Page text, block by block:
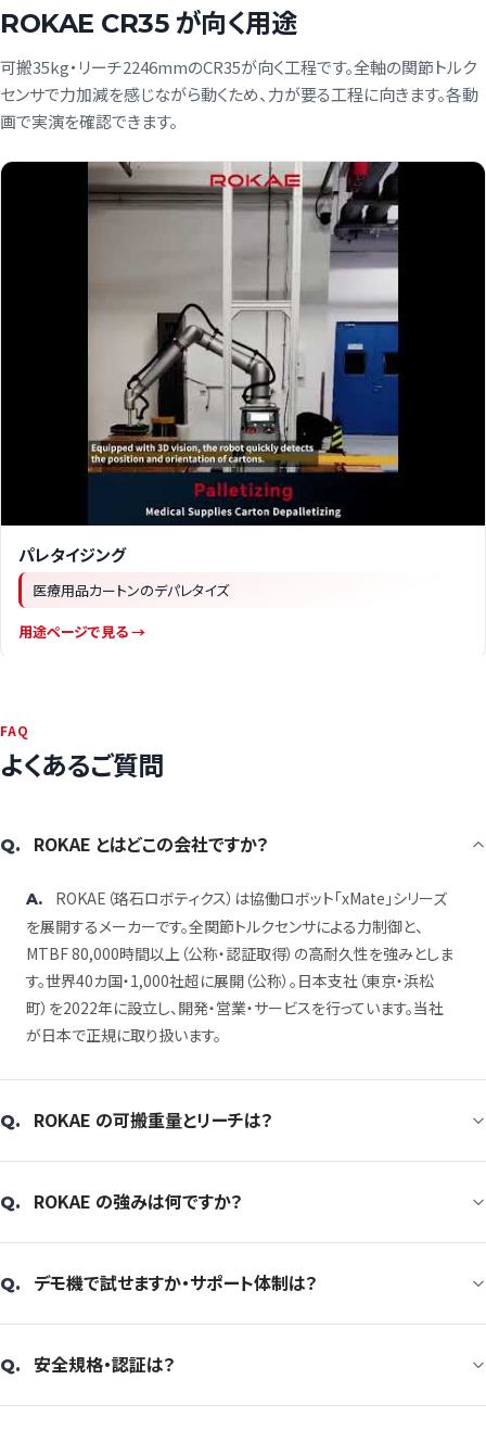
ROKAE CR35 が向く用途
可搬35kg・リーチ2246mmのCR35が向く工程です。全軸の関節トルク
センサで力加減を感じながら動くため、力が要る工程に向きます。各動
画で実演を確認できます。
パレタイジング
医療用品カートンのデパレタイズ
用途ページで見る →
FAQ
よくあるご質問
Q. ROKAE とはどこの会社ですか？
A.
ROKAE（珞石ロボティクス）は協働ロボット「xMate」シリーズ
を展開するメーカーです。全関節トルクセンサによる力制御と、
MTBF 80,000時間以上（公称・認証取得）の高耐久性を強みとしま
す。世界40カ国・1,000社超に展開（公称）。日本支社（東京・浜松
町）を2022年に設立し、開発・営業・サービスを行っています。当社
が日本で正規に取り扱います。
Q. ROKAE の可搬重量とリーチは？
Q. ROKAE の強みは何ですか？
Q. デモ機で試せますか・サポート体制は？
Q. 安全規格・認証は？